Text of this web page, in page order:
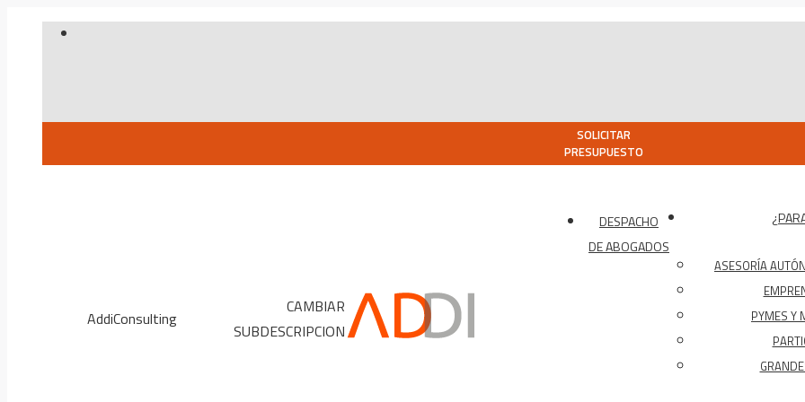
SOLICITAR
PRESUPUESTO
AddiConsulting
CAMBIAR
SUBDESCRIPCION
DESPACHO
DE ABOGADOS
ASESORÍA
PYMES Y